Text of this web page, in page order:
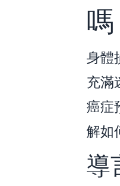
嗎
身體
充滿
癌症
解如
導